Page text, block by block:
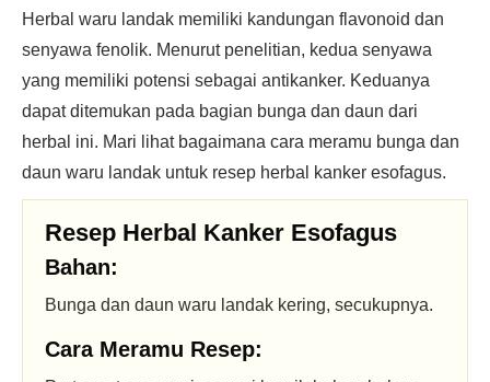
Herbal waru landak memiliki kandungan flavonoid dan
senyawa fenolik. Menurut penelitian, kedua senyawa
yang memiliki potensi sebagai antikanker. Keduanya
dapat ditemukan pada bagian bunga dan daun dari
herbal ini. Mari lihat bagaimana cara meramu bunga dan
daun waru landak untuk resep herbal kanker esofagus.
Resep Herbal Kanker Esofagus
Bahan:
Bunga dan daun waru landak kering, secukupnya.
Cara Meramu Resep: